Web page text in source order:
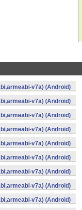
v7a) (Android)
v7a) (Android)
v7a) (Android)
v7a) (Android)
v7a) (Android)
v7a) (Android)
v7a) (Android)
v7a) (Android)
v7a) (Android)